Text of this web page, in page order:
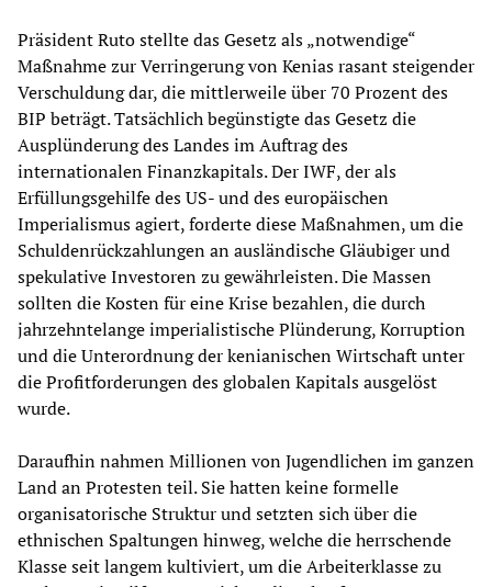
Präsident Ruto stellte das Gesetz als „notwendige“
Maßnahme zur Verringerung von Kenias rasant steigender
Verschuldung dar, die mittlerweile über 70 Prozent des
BIP beträgt. Tatsächlich begünstigte das Gesetz die
Ausplünderung des Landes im Auftrag des
internationalen Finanzkapitals. Der IWF, der als
Erfüllungsgehilfe des US- und des europäischen
Imperialismus agiert, forderte diese Maßnahmen, um die
Schuldenrückzahlungen an ausländische Gläubiger und
spekulative Investoren zu gewährleisten. Die Massen
sollten die Kosten für eine Krise bezahlen, die durch
jahrzehntelange imperialistische Plünderung, Korruption
und die Unterordnung der kenianischen Wirtschaft unter
die Profitforderungen des globalen Kapitals ausgelöst
wurde.
Daraufhin nahmen Millionen von Jugendlichen im ganzen
Land an Protesten teil. Sie hatten keine formelle
organisatorische Struktur und setzten sich über die
ethnischen Spaltungen hinweg, welche die herrschende
Klasse seit langem kultiviert, um die Arbeiterklasse zu